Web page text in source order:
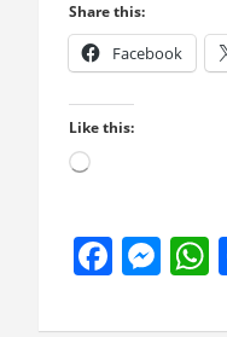
Share this:
Facebook
Like this:
Loading…
F
M